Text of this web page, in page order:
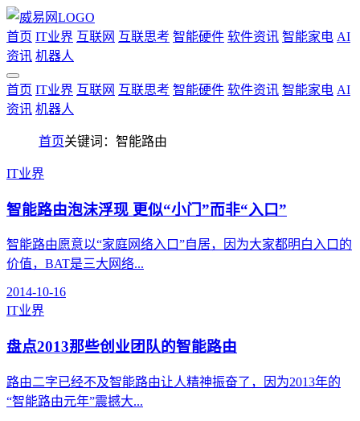
首页 IT业界 互联网 互联思考 智能硬件 软件资讯 智能家电 AI
资讯 机器人
首页 IT业界 互联网 互联思考 智能硬件 软件资讯 智能家电 AI
资讯 机器人
首页关键词：智能路由
IT业界
智能路由泡沫浮现 更似“小门”而非“入口”
智能路由愿意以“家庭网络入口”自居，因为大家都明白入口的
价值，BAT是三大网络...
2014-10-16
IT业界
盘点2013那些创业团队的智能路由
路由二字已经不及智能路由让人精神振奋了，因为2013年的
“智能路由元年”震撼大...